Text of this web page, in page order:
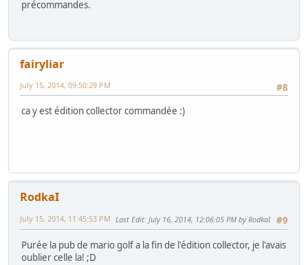
précommandes.
fairyliar
#8
July 15, 2014, 09:50:29 PM
ca y est édition collector commandée :)
RodkaI
#9
July 15, 2014, 11:45:53 PM Last Edit: July 16, 2014, 12:06:05 PM by RodkaI
Purée la pub de mario golf a la fin de l'édition collector, je l'avais
oublier celle la! ;D